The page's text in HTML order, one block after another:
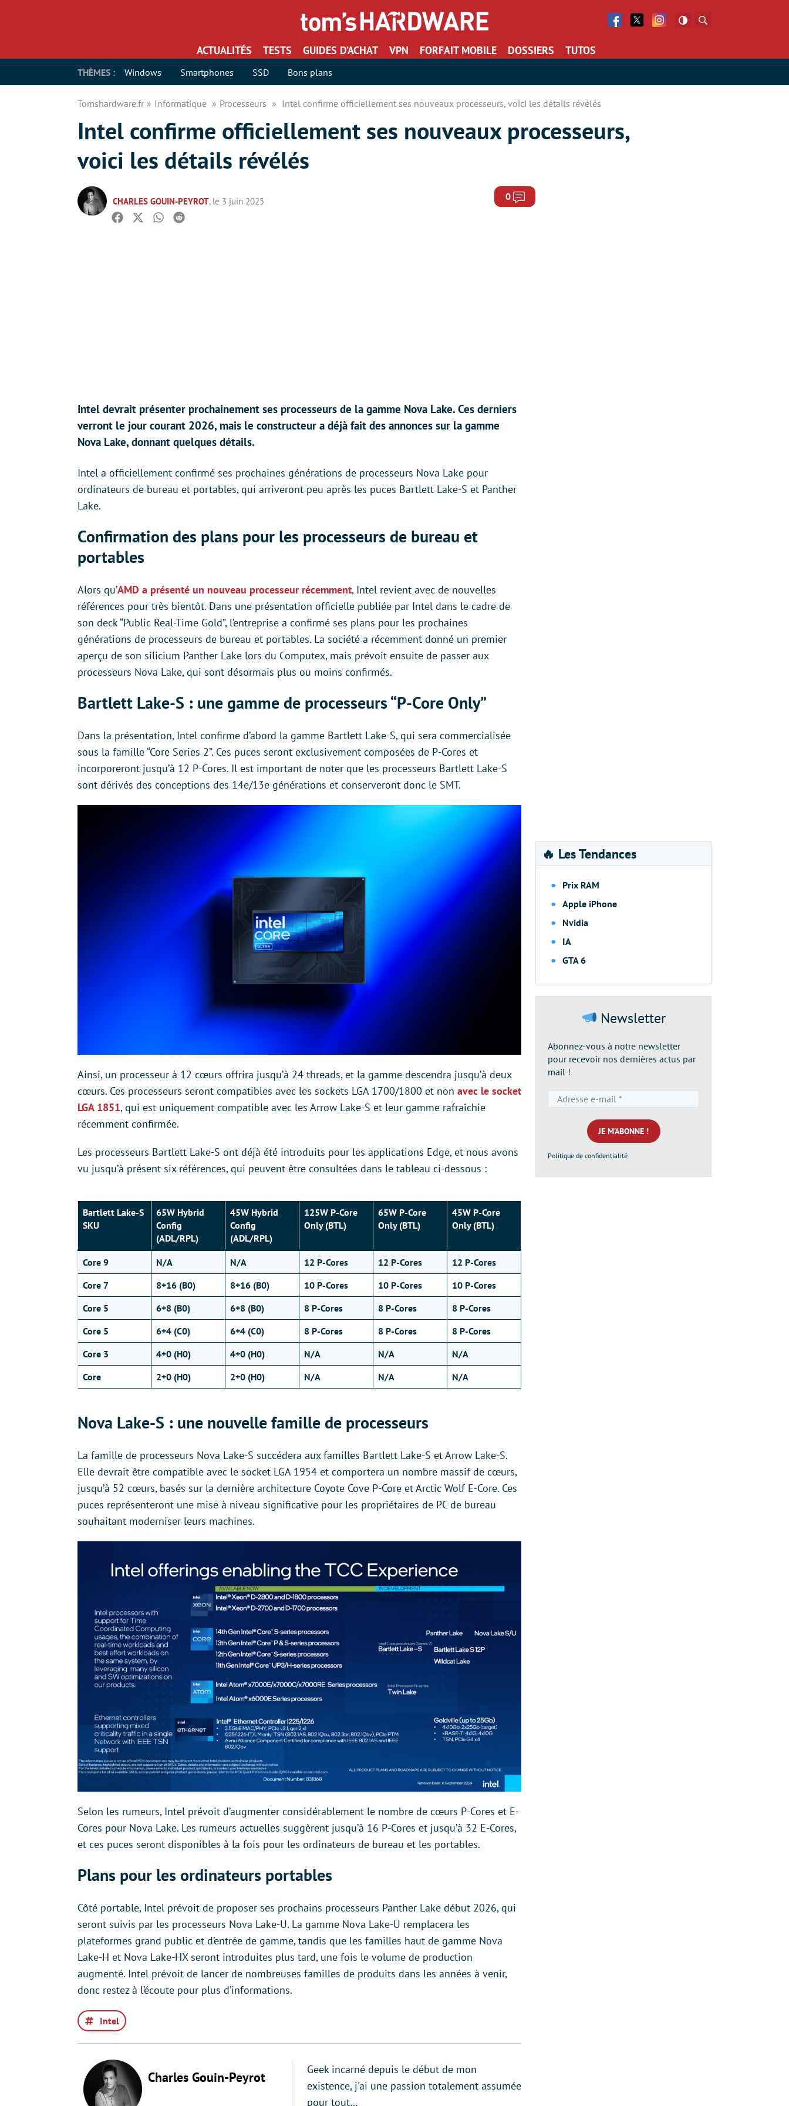
Facebook
Twitter Facebook
ACTUALITÉS TESTS GUIDES D’ACHAT VPN FORFAIT MOBILE DOSSIERS TUTOS
THÈMES : Windows Smartphones SSD Bons plans
Tomshardware.fr Informatique Processeurs Intel confirme officiellement ses nouveaux processeurs, voici les détails révélés
Intel confirme officiellement ses nouveaux processeurs,
voici les détails révélés
CHARLES GOUIN-PEYROT, le 3 juin 2025 0 Commentaires
Facebook
TwitterWhatsapp
Reddit
Intel devrait présenter prochainement ses processeurs de la gamme Nova Lake. Ces derniers
verront le jour courant 2026, mais le constructeur a déjà fait des annonces sur la gamme
Nova Lake, donnant quelques détails.
Intel a officiellement confirmé ses prochaines générations de processeurs Nova Lake pour
ordinateurs de bureau et portables, qui arriveront peu après les puces Bartlett Lake-S et Panther
Lake.
Confirmation des plans pour les processeurs de bureau et
portables
Alors qu’AMD a présenté un nouveau processeur récemment, Intel revient avec de nouvelles
références pour très bientôt. Dans une présentation officielle publiée par Intel dans le cadre de
son deck “Public Real-Time Gold”, l’entreprise a confirmé ses plans pour les prochaines
générations de processeurs de bureau et portables. La société a récemment donné un premier
aperçu de son silicium Panther Lake lors du Computex, mais prévoit ensuite de passer aux
processeurs Nova Lake, qui sont désormais plus ou moins confirmés.
Bartlett Lake-S : une gamme de processeurs “P-Core Only”
Dans la présentation, Intel confirme d’abord la gamme Bartlett Lake-S, qui sera commercialisée
sous la famille “Core Series 2”. Ces puces seront exclusivement composées de P-Cores et
incorporeront jusqu’à 12 P-Cores. Il est important de noter que les processeurs Bartlett Lake-S
sont dérivés des conceptions des 14e/13e générations et conserveront donc le SMT.
Ainsi, un processeur à 12 cœurs offrira jusqu’à 24 threads, et la gamme descendra jusqu’à deux
cœurs. Ces processeurs seront compatibles avec les sockets LGA 1700/1800 et non avec le socket
LGA 1851, qui est uniquement compatible avec les Arrow Lake-S et leur gamme rafraîchie
récemment confirmée.
Les processeurs Bartlett Lake-S ont déjà été introduits pour les applications Edge, et nous avons
vu jusqu’à présent six références, qui peuvent être consultées dans le tableau ci-dessous :
Bartlett Lake-S
SKU
65W Hybrid
Config
(ADL/RPL)
45W Hybrid
Config
(ADL/RPL)
125W P-Core
Only (BTL)
65W P-Core
Only (BTL)
45W P-Core
Only (BTL)
Core 9 N/A N/A 12 P-Cores 12 P-Cores
12 P-Cores
Core 7
8+16 (B0) 8+16 (B0) 10 P-Cores 10 P-Cores
10 P-Cores
Core 5
6+8 (B0) 6+8 (B0) 8 P-Cores 8 P-Cores
8 P-Cores
Core 5
6+4 (C0) 6+4 (C0) 8 P-Cores 8 P-Cores
8 P-Cores
Core 3
4+0 (H0) 4+0 (H0) N/A N/A
N/A
Core
2+0 (H0) 2+0 (H0) N/A N/A N/A
Nova Lake-S : une nouvelle famille de processeurs
La famille de processeurs Nova Lake-S succédera aux familles Bartlett Lake-S et Arrow Lake-S.
Elle devrait être compatible avec le socket LGA 1954 et comportera un nombre massif de cœurs,
jusqu’à 52 cœurs, basés sur la dernière architecture Coyote Cove P-Core et Arctic Wolf E-Core. Ces
puces représenteront une mise à niveau significative pour les propriétaires de PC de bureau
souhaitant moderniser leurs machines.
Selon les rumeurs, Intel prévoit d’augmenter considérablement le nombre de cœurs P-Cores et E-
Cores pour Nova Lake. Les rumeurs actuelles suggèrent jusqu’à 16 P-Cores et jusqu’à 32 E-Cores,
et ces puces seront disponibles à la fois pour les ordinateurs de bureau et les portables.
Plans pour les ordinateurs portables
Côté portable, Intel prévoit de proposer ses prochains processeurs Panther Lake début 2026, qui
seront suivis par les processeurs Nova Lake-U. La gamme Nova Lake-U remplacera les
plateformes grand public et d’entrée de gamme, tandis que les familles haut de gamme Nova
Lake-H et Nova Lake-HX seront introduites plus tard, une fois le volume de production
augmenté. Intel prévoit de lancer de nombreuses familles de produits dans les années à venir,
donc restez à l’écoute pour plus d’informations.
Intel
Charles Gouin-Peyrot
Geek incarné depuis le début de mon
existence, j'ai une passion totalement assumée
pour tout…
🔥 Les Tendances
Prix RAM
Apple iPhone
Nvidia
IA
GTA 6
Newsletter
Abonnez-vous à notre newsletter
pour recevoir nos dernières actus par
mail !
e-
mail
*
Politique de confidentialité